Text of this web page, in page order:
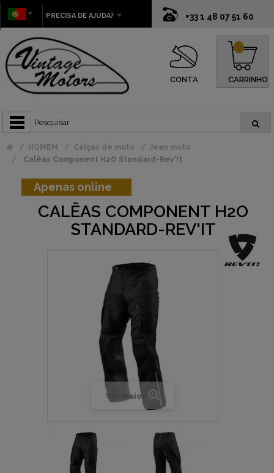
+33 1 48 07 51 60
PRECISA DE AJUDA?
CONTA CARRINHO
0
HOMEM Calças de moto
Jean moto
Calēas Component H2O Standard-Rev'It
Apenas online
CALĒAS COMPONENT H2O
STANDARD-REV'IT
Ver maior